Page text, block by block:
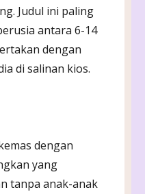
Judul ini paling
antara 6-14
dengan
di salinan kios.
dengan
yang
tanpa anak-anak